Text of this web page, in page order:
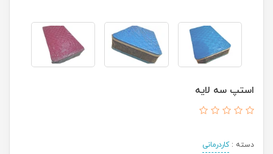
استپ سه لایه
دسته :کاردرمانی